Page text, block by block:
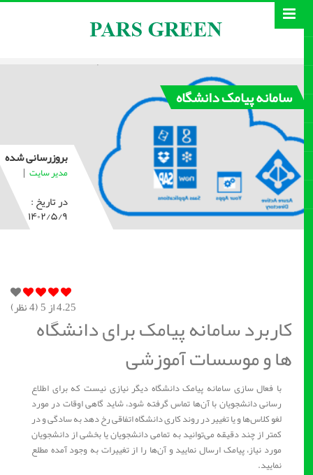
سامانه پیامک دانشگاه
بروزرسانی شده
مدیر سایت |
در تاریخ :
۱۴۰۲/۵/۹
4.25از 5 ( 4نظر)
کاربرد سامانه پیامک برای دانشگاه
ها و موسسات آموزشی
با فعال سازی سامانه پیامک دانشگاه دیگر نیازی نیست که برای اطلاع‌
رسانی دانشجویان با آن‌ها تماس گرفته شود، شاید گاهی اوقات در مورد
لغو کلاس‌ها و یا تغییر در روند کاری دانشگاه اتفاقی رخ دهد به‌ سادگی و در
کمتر از چند دقیقه می‌توانید به‌ تمامی دانشجویان یا بخشی از دانشجویان
مورد نیاز، پیامک ارسال نمایید و آن‌ها را از تغییرات به وجود آمده مطلع
نمایید.